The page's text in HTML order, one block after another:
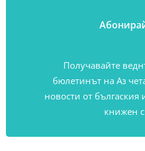
Получавайте
бюлетинът на Аз
новости от
книжен